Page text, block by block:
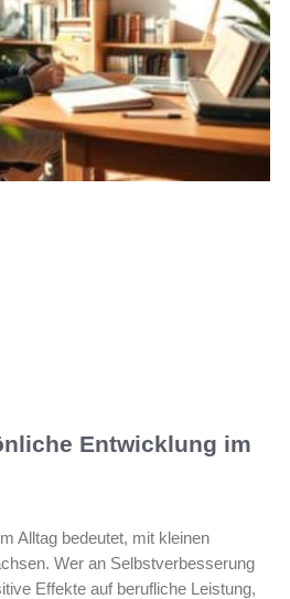
Entwicklung im
Alltag bedeutet, mit kleinen
Wer an Selbstverbesserung
Effekte auf berufliche Leistung,